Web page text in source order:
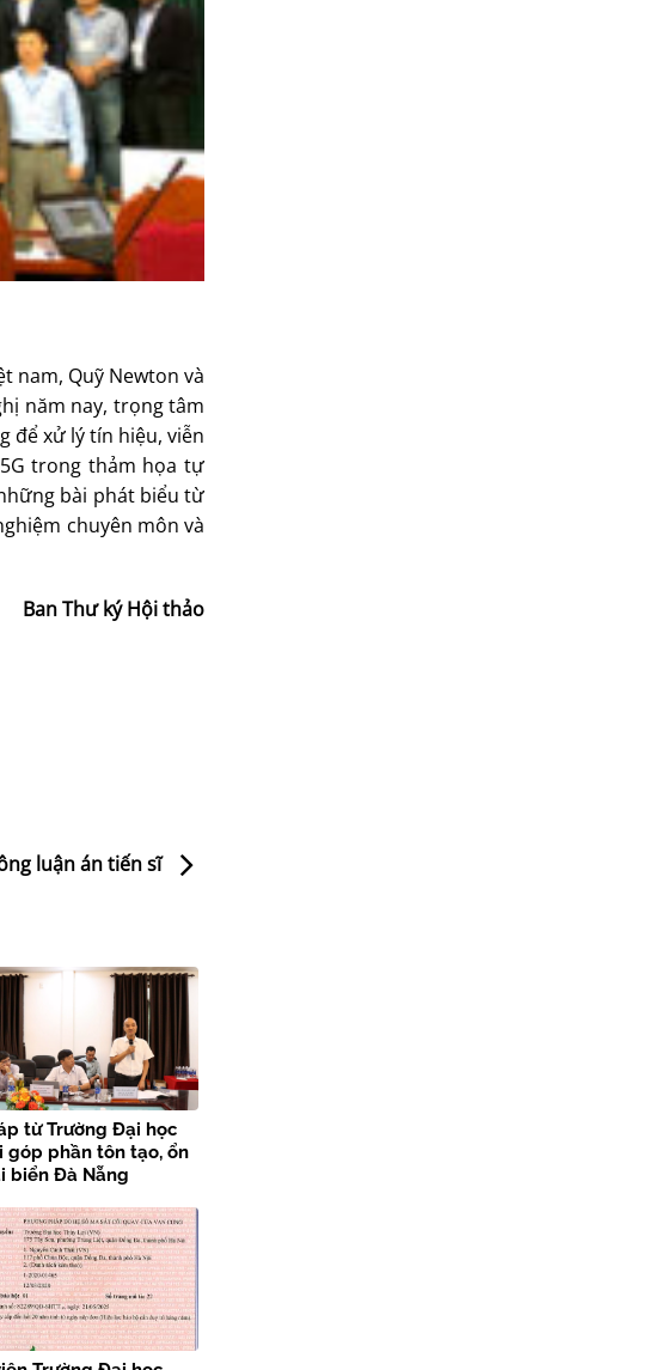
nam, Quỹ Newton và
năm nay, trọng tâm
để xử lý tín hiệu, viễn
trong thảm họa tự
bài phát biểu từ
chuyên môn và
Ban Thư ký Hội thảo
luận án tiến sĩ
từ Trường Đại học
góp phần tôn tạo, ổn
biển Đà Nẵng